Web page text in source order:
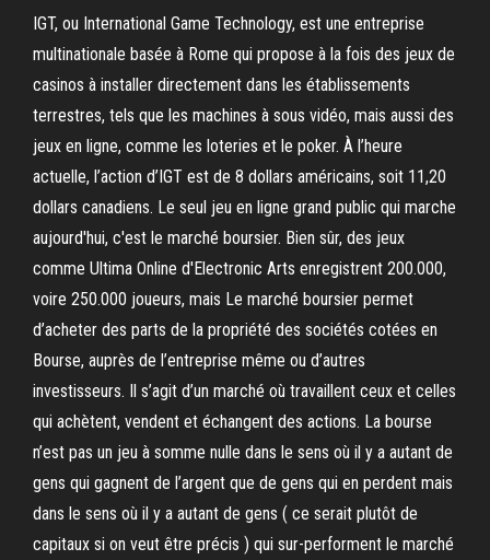
IGT, ou International Game Technology, est une entreprise
multinationale basée à Rome qui propose à la fois des jeux de
casinos à installer directement dans les établissements
terrestres, tels que les machines à sous vidéo, mais aussi des
jeux en ligne, comme les loteries et le poker. À l’heure
actuelle, l’action d’IGT est de 8 dollars américains, soit 11,20
dollars canadiens. Le seul jeu en ligne grand public qui marche
aujourd'hui, c'est le marché boursier. Bien sûr, des jeux
comme Ultima Online d'Electronic Arts enregistrent 200.000,
voire 250.000 joueurs, mais Le marché boursier permet
d’acheter des parts de la propriété des sociétés cotées en
Bourse, auprès de l’entreprise même ou d’autres
investisseurs. Il s’agit d’un marché où travaillent ceux et celles
qui achètent, vendent et échangent des actions. La bourse
n’est pas un jeu à somme nulle dans le sens où il y a autant de
gens qui gagnent de l’argent que de gens qui en perdent mais
dans le sens où il y a autant de gens ( ce serait plutôt de
capitaux si on veut être précis ) qui sur-performent le marché